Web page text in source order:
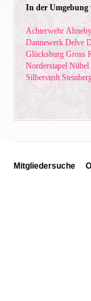
In der Umgebung
Achterwehr Ahneby
Dannewerk Delve
Glücksburg Gross
Norderstapel Nübel
Silberstedt
Mitgliedersuche